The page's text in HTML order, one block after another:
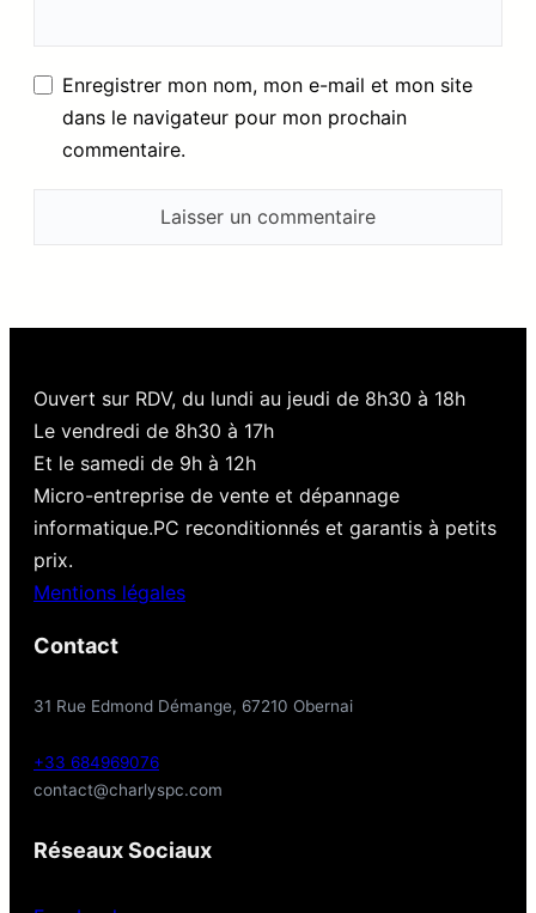
Enregistrer mon nom, mon e-mail et mon site
dans le navigateur pour mon prochain
commentaire.
Ouvert sur RDV, du lundi au jeudi de 8h30 à 18h
Le vendredi de 8h30 à 17h
Et le samedi de 9h à 12h
Micro-entreprise de vente et dépannage
informatique.PC reconditionnés et garantis à petits
prix.
Mentions légales
Contact
31 Rue Edmond Démange, 67210 Obernai
+33 684969076
contact@charlyspc.com
Réseaux Sociaux